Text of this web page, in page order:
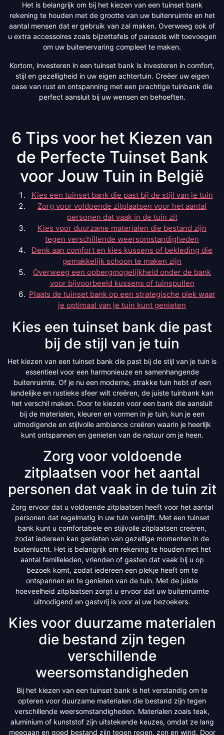
Het is belangrijk om bij het kiezen van een tuinset bank
rekening te houden met de grootte van uw buitenruimte en het
aantal mensen dat er gebruik van zal maken. Overweeg ook of
u extra accessoires zoals bijzettafels of parasols wilt toevoegen
om uw buitenervaring compleet te maken.
Kortom, investeren in een tuinset bank is investeren in comfort,
stijl en gezelligheid in uw eigen achtertuin. Creëer uw eigen
oase van rust en ontspanning met een prachtige tuinbank die
perfect aansluit bij uw wensen en behoeften.
6 Tips voor het Kiezen van
de Perfecte Tuinset Bank
voor Jouw Tuin in België
Kies een tuinset bank die past bij de stijl van je tuin
Zorg voor voldoende zitplaatsen voor het aantal
personen dat vaak in de tuin zit
Kies voor duurzame materialen die bestand zijn
tegen verschillende weersomstandigheden
Denk aan comfort en kies kussens of bekleding die
gemakkelijk schoon te maken zijn
Overweeg een opbergmogelijkheid onder de bank
voor bijvoorbeeld kussens of tuinspullen
Plaats de tuinset bank op een strategische plek waar
je optimaal van je tuin kunt genieten
Kies een tuinset bank die past
bij de stijl van je tuin
Het kiezen van een tuinset bank die past bij de stijl van je tuin is
essentieel voor een harmonieuze en samenhangende
buitenruimte. Of je nu een moderne, strakke tuin hebt of een
landelijke en rustieke sfeer wilt creëren, de juiste tuinbank kan
het verschil maken. Door te kiezen voor een bank die aansluit
bij de materialen, kleuren en vormen in je tuin, kun je een
uitnodigende en stijlvolle ambiance creëren waarin je heerlijk
kunt ontspannen en genieten van de natuur om je heen.
Zorg voor voldoende
zitplaatsen voor het aantal
personen dat vaak in de tuin zit
Zorg ervoor dat u voldoende zitplaatsen heeft voor het aantal
personen dat regelmatig in uw tuin verblijft. Met een tuinset
bank kunt u comfortabele en stijlvolle zitplaatsen creëren,
zodat iedereen kan genieten van gezellige momenten in de
buitenlucht. Het is belangrijk om rekening te houden met het
aantal familieleden, vrienden of gasten dat vaak bij u op
bezoek komt, zodat iedereen een plekje heeft om te
ontspannen en te genieten van de tuin. Met de juiste
hoeveelheid zitplaatsen zorgt u ervoor dat uw buitenruimte
uitnodigend en gastvrij is voor al uw bezoekers.
Kies voor duurzame materialen
die bestand zijn tegen
verschillende
weersomstandigheden
Bij het kiezen van een tuinset bank is het verstandig om te
opteren voor duurzame materialen die bestand zijn tegen
verschillende weersomstandigheden. Materialen zoals teak,
aluminium of kunststof zijn uitstekende keuzes, omdat ze lang
meegaan en goed bestand zijn tegen regen, zon en wind. Door